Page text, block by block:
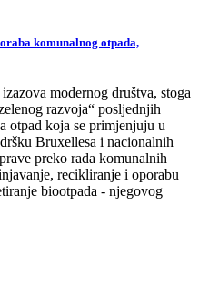
komunalnog otpada,
modernog društva, stoga
razvoja“ posljednjih
otpad koja se primjenjuju u
Bruxellesa i nacionalnih
preko rada komunalnih
recikliranje i oporabu
biootpada - njegovog